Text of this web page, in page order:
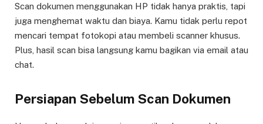
Scan dokumen menggunakan HP tidak hanya praktis, tapi
juga menghemat waktu dan biaya. Kamu tidak perlu repot
mencari tempat fotokopi atau membeli scanner khusus.
Plus, hasil scan bisa langsung kamu bagikan via email atau
chat.
Persiapan Sebelum Scan Dokumen